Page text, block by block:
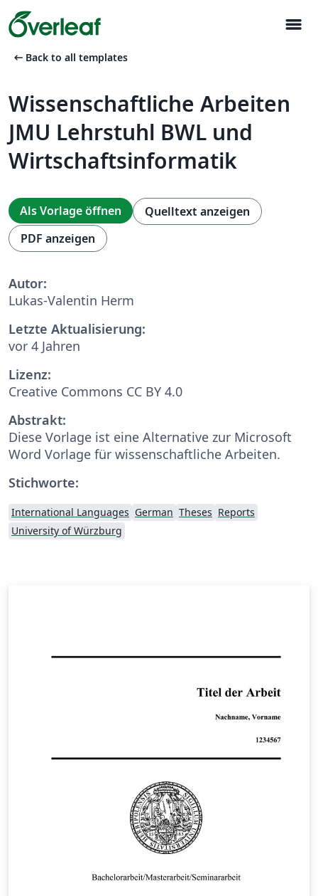
menu
arrow_left_alt Back to all templates
Wissenschaftliche Arbeiten
JMU Lehrstuhl BWL und
Wirtschaftsinformatik
Als Vorlage öffnen
Quelltext anzeigen
PDF anzeigen
Autor:
Lukas-Valentin Herm
Letzte Aktualisierung:
vor 4 Jahren
Lizenz:
Creative Commons CC BY 4.0
Abstrakt:
Diese Vorlage ist eine Alternative zur Microsoft
Word Vorlage für wissenschaftliche Arbeiten.
Stichworte:
International Languages German Theses Reports
University of Würzburg